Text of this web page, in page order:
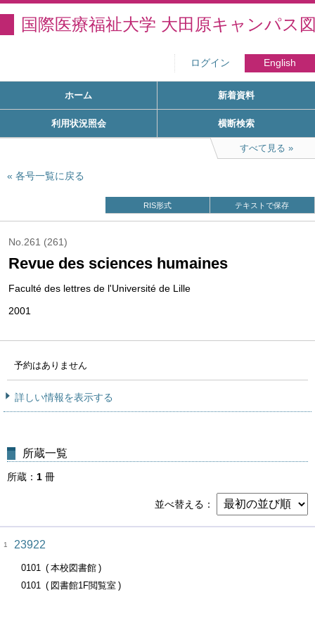
国際医療福祉大学 大田原キャンパス
ログイン English
ホーム 新着資料
利用状況照会 横断検索
すべて見る
各号一覧に戻る
RIS形式 テキストで保存
No.261 (261)
Revue des sciences humaines
Faculté des lettres de l'Université de Lille
2001
予約はありません
詳しい情報を表示する
所蔵一覧
所蔵 1 冊
並べ替える
1 23922
0101
本校図書館
0101
図書館1F閲覧室